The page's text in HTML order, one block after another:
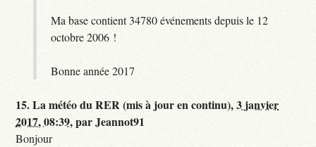
Ma base contient 34780 événements depuis le 12
octobre 2006 !
Bonne année 2017
15.La météo du RER (mis à jour en continu),3 janvier
2017, 08:39,parJeannot91
Bonjour